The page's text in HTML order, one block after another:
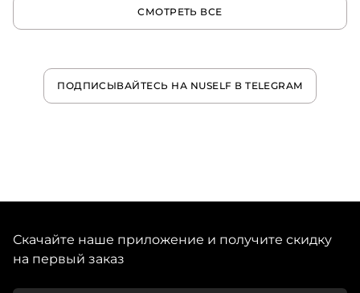
СМОТРЕТЬ ВСЕ
ПОДПИСЫВАЙТЕСЬ НА NUSELF В TELEGRAM
Скачайте наше приложение и получите скидку
на первый заказ